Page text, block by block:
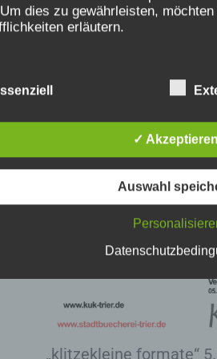
„klitzekleine formate“
dies zu gewährleisten,
erläutern.
Begriffe:
Daten
oder identifizierbare
Person") beziehen. Als
Person angesehen, die
zu Standortdaten, zu
oder mehreren besonderen
physiologischen,
kulturellen oder
Person sind, identifiziert
✓ Akzeptieren
Auswahl